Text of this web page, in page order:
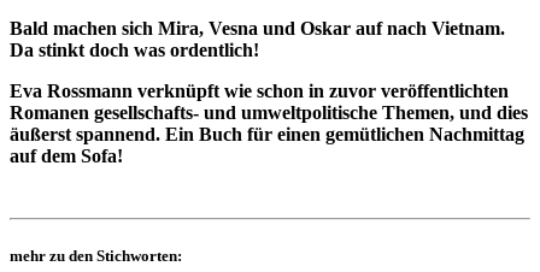
Bald machen sich Mira, Vesna und Oskar auf nach Vietnam.
Da stinkt doch was ordentlich!
Eva Rossmann verknüpft wie schon in zuvor veröffentlichten
Romanen gesellschafts- und umweltpolitische Themen, und dies
äußerst spannend. Ein Buch für einen gemütlichen Nachmittag
auf dem Sofa!
mehr zu den Stichworten: